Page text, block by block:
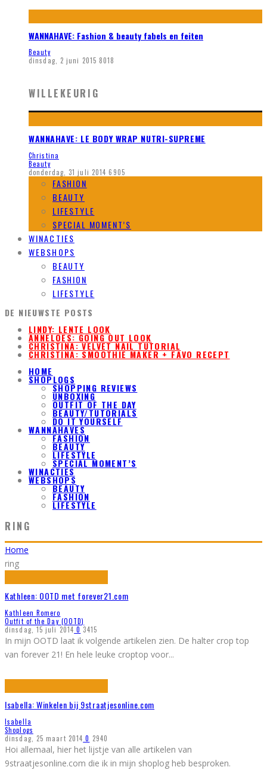
WANNAHAVE: Fashion & beauty fabels en feiten
Beauty
dinsdag, 2 juni 2015 8018
WILLEKEURIG
WANNAHAVE: LE BODY WRAP NUTRI-SUPREME
Christina
Beauty
donderdag, 31 juli 2014 6905
FASHION
BEAUTY
LIFESTYLE
SPECIAL MOMENT’S
WINACTIES
WEBSHOPS
BEAUTY
FASHION
LIFESTYLE
DE NIEUWSTE POSTS
LINDY: LENTE LOOK
ANNELOES: GOING OUT LOOK
CHRISTINA: VELVET NAIL TUTORIAL
CHRISTINA: SMOOTHIE MAKER + FAVO RECEPT
HOME
SHOPLOGS
SHOPPING REVIEWS
UNBOXING
OUTFIT OF THE DAY
BEAUTY/TUTORIALS
DO IT YOURSELF
WANNAHAVES
FASHION
BEAUTY
LIFESTYLE
SPECIAL MOMENT’S
WINACTIES
WEBSHOPS
BEAUTY
FASHION
LIFESTYLE
RING
Home
ring
Kathleen: OOTD met forever21.com
Kathleen Romero
Outfit of the Day (OOTD)
dinsdag, 15 juli 2014 0 3415
In mijn OOTD laat ik volgende artikelen zien. De halter crop top
van forever 21! En hele leuke croptop voor...
Isabella: Winkelen bij 9straatjesonline.com
Isabella
Shoplogs
dinsdag, 25 maart 2014 0 2940
Hoi allemaal, hier het lijstje van alle artikelen van
9straatjesonline.com die ik in mijn shoplog heb besproken.